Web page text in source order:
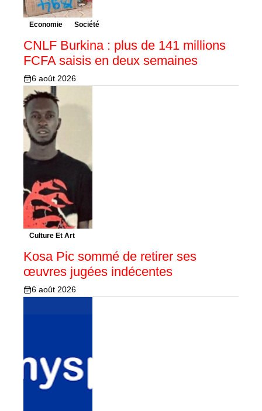
Economie Société
CNLF Burkina : plus de 141 millions
FCFA saisis en deux semaines
6 août 2026
Culture Et Art
Kosa Pic sommé de retirer ses
œuvres jugées indécentes
6 août 2026